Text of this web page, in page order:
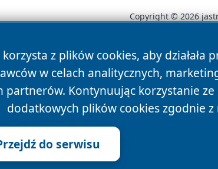
z plików cookies, aby
w celach analitycznych,
partnerów. Kontynuując korzystanie
dodatkowych plików cookies zgodnie z
do serwisu
Copyright © 2026
News Autorzy